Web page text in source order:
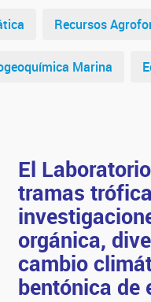
Recursos
Marina
El
tramas
orgánica,
cambio
bentónica de